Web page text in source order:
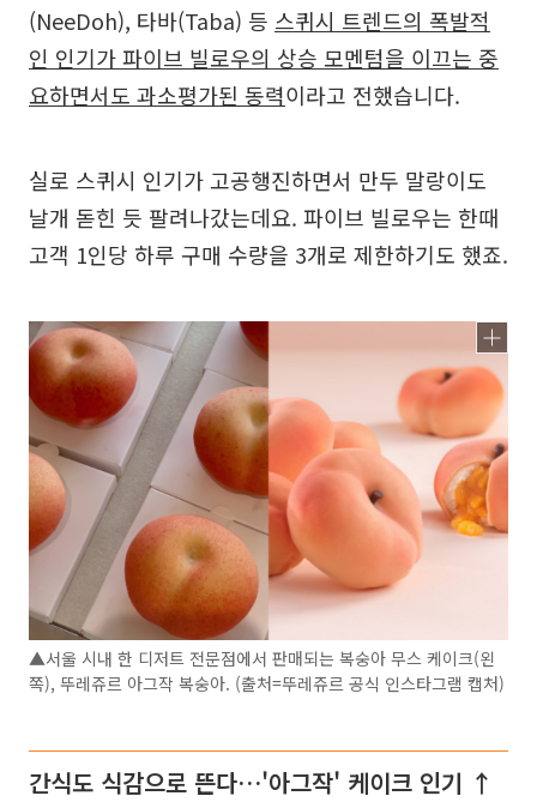
(NeeDoh), 타바(Taba) 등 스퀴시 트렌드의 폭발적
인 인기가 파이브 빌로우의 상승 모멘텀을 이끄는 중
요하면서도 과소평가된 동력이라고 전했습니다.
실로 스퀴시 인기가 고공행진하면서 만두 말랑이도
날개 돋힌 듯 팔려나갔는데요. 파이브 빌로우는 한때
고객 1인당 하루 구매 수량을 3개로 제한하기도 했죠.
▲서울 시내 한 디저트 전문점에서 판매되는 복숭아 무스 케이크(왼
쪽), 뚜레쥬르 아그작 복숭아. (출처=뚜레쥬르 공식 인스타그램 캡처)
간식도 식감으로 뜬다…'아그작' 케이크 인기 ↑